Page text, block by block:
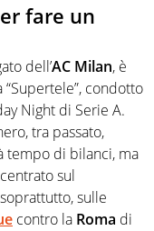
fare un
dell’AC Milan, è
condotto
Night di Serie A.
tra passato,
tempo di bilanci, ma
sul
sulle
contro la Roma di